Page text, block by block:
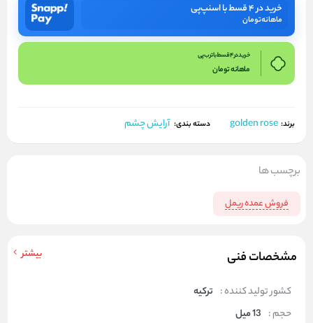
خرید در ۴ قسط با اسنپ‌پی
ماهانهتومان
خرید در 4 قسط با ترب پی
ماهانهتومان
برند: golden rose دسته بندی: آرایش چشم
مشخصات فنی بیشتر
کشور تولید کننده : ترکیه
حجم : 13 میل
برچسب ها
فروش عمده ریمل